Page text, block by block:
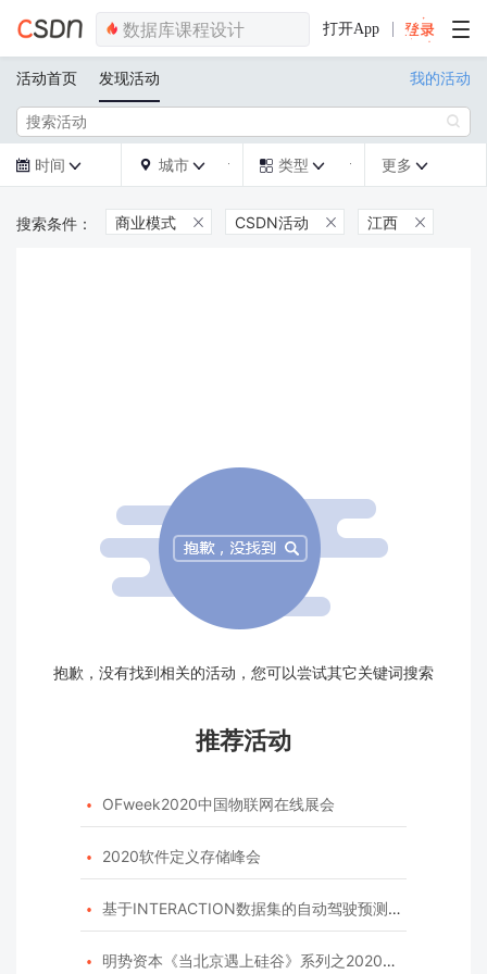
打开App
活动首页 发现活动 我的活动

 时间   城市   类型  更多 
商业模式  CSDN活动  江西 
抱歉，没有找到相关的活动，您可以尝试其它关键词搜索
推荐活动
 OFweek2020中国物联网在线展会
 2020软件定义存储峰会
 基于INTERACTION数据集的自动驾驶预测模型挑战赛
 明势资本《当北京遇上硅谷》系列之2020年度开源峰会